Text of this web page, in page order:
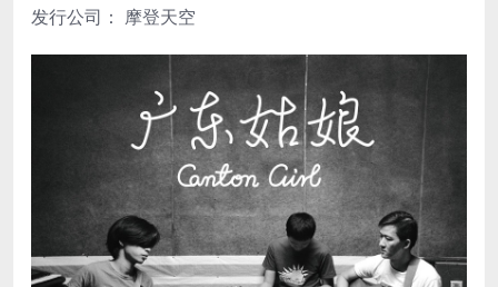
发行公司： 摩登天空